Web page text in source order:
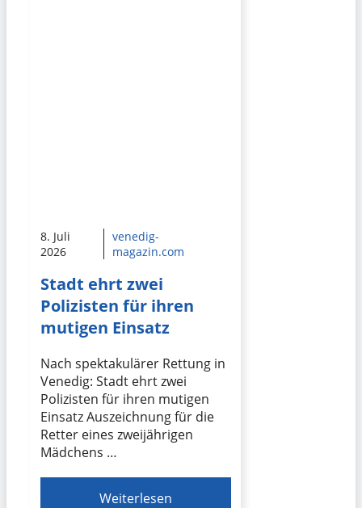
8. Juli
2026
venedig-
magazin.com
Stadt ehrt zwei
Polizisten für ihren
mutigen Einsatz
Nach spektakulärer Rettung in
Venedig: Stadt ehrt zwei
Polizisten für ihren mutigen
Einsatz Auszeichnung für die
Retter eines zweijährigen
Mädchens …
Weiterlesen